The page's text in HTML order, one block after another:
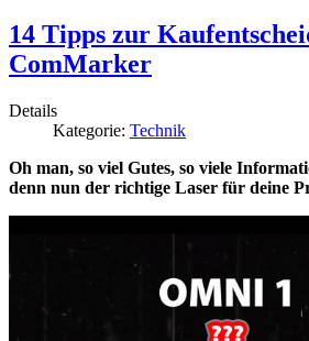
14 Tipps zur
ComMarker
Details
Kategorie: Technik
Oh man, so viel Gutes, so viele
denn nun der richtige Laser für deine